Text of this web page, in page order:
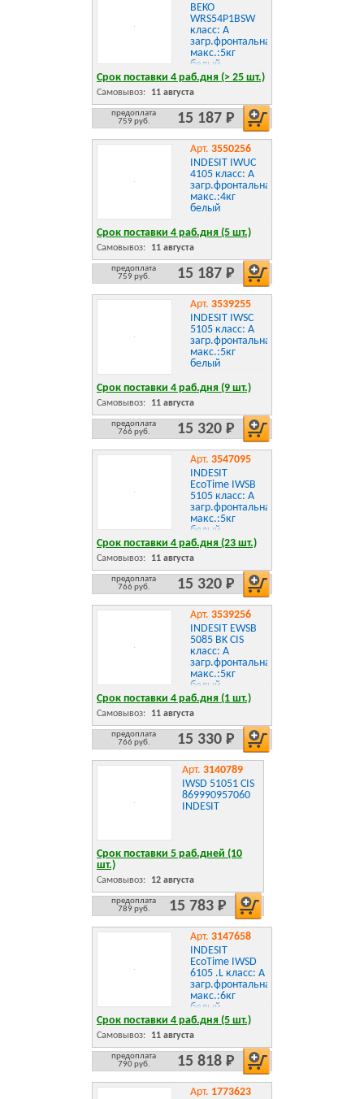
BEKO
WRS54P1BSW
класс: A
загр.фронтальная
макс.:5кг
белый
Срок поставки 4 раб.дня (> 25 шт.)
Самовывоз: 11 августа
предоплата
759 руб.
15 187 Р
Арт. 3550256
INDESIT IWUC
4105 класс: A
загр.фронтальная
макс.:4кг
белый
Срок поставки 4 раб.дня (5 шт.)
Самовывоз: 11 августа
предоплата
759 руб.
15 187 Р
Арт. 3539255
INDESIT IWSC
5105 класс: A
загр.фронтальная
макс.:5кг
белый
Срок поставки 4 раб.дня (9 шт.)
Самовывоз: 11 августа
предоплата
766 руб.
15 320 Р
Арт. 3547095
INDESIT
EcoTime IWSB
5105 класс: A
загр.фронтальная
макс.:5кг
белый
Срок поставки 4 раб.дня (23 шт.)
Самовывоз: 11 августа
предоплата
766 руб.
15 320 Р
Арт. 3539256
INDESIT EWSB
5085 BK CIS
класс: A
загр.фронтальная
макс.:5кг
белый
Срок поставки 4 раб.дня (1 шт.)
Самовывоз: 11 августа
предоплата
766 руб.
15 330 Р
Арт. 3140789
IWSD 51051 CIS
869990957060
INDESIT
Срок поставки 5 раб.дней (10
шт.)
Самовывоз: 12 августа
предоплата
789 руб.
15 783 Р
Арт. 3147658
INDESIT
EcoTime IWSD
6105 .L класс: A
загр.фронтальная
макс.:6кг
белый
Срок поставки 4 раб.дня (5 шт.)
Самовывоз: 11 августа
предоплата
790 руб.
15 818 Р
Арт. 1773623